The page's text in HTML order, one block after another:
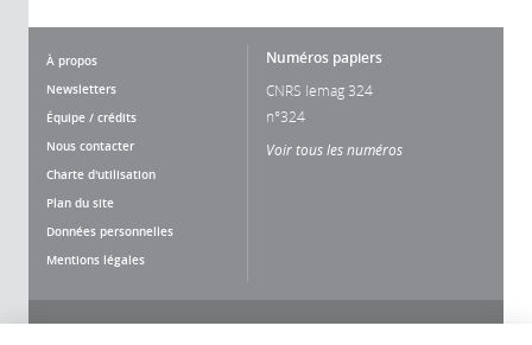
À propos
Newsletters
Équipe / crédits
Nous contacter
Charte d'utilisation
Plan du site
Données personnelles
Mentions légales
Numéros papiers
CNRS lemag 324
n°324
Voir tous les numéros